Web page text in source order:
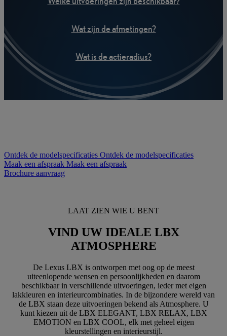
Wat zijn de afmetingen?
Wat is de actieradius?
Ontdek de modelspecificaties Ontdek de modelspecificaties
Maak een afspraak Maak een afspraak
Brochure aanvraag
LAAT ZIEN WIE U BENT
VIND UW IDEALE LBX
ATMOSPHERE
De Lexus LBX is ontworpen met oog op de meest
uiteenlopende wensen en persoonlijkheden en daarom
beschikbaar in verschillende uitvoeringen, ieder met eigen
lakkleuren en interieurcombinaties. In de bijzondere wereld van
de LBX staan deze uitvoeringen bekend als Atmosphere. U
kunt kiezen uit de LBX ELEGANT, LBX RELAX, LBX
EMOTION en LBX COOL, elk met geheel eigen
kleurstellingen en interieurstijl.